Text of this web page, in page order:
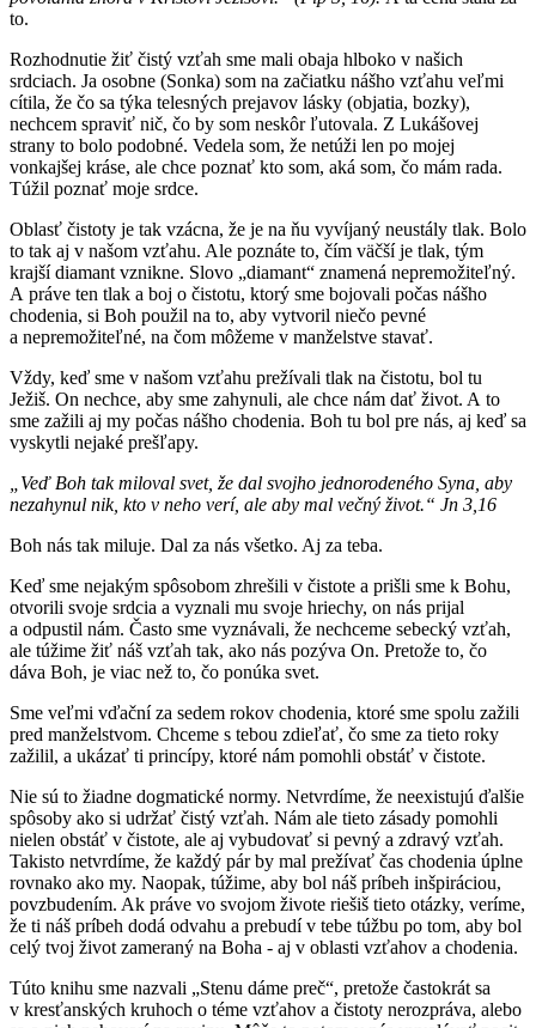
to.
Rozhodnutie žiť čistý vzťah sme mali obaja hlboko v našich
srdciach. Ja osobne (Sonka) som na začiatku nášho vzťahu veľmi
cítila, že čo sa týka telesných prejavov lásky (objatia, bozky),
nechcem spraviť nič, čo by som neskôr ľutovala. Z Lukášovej
strany to bolo podobné. Vedela som, že netúži len po mojej
vonkajšej kráse, ale chce poznať kto som, aká som, čo mám rada.
Túžil poznať moje srdce.
Oblasť čistoty je tak vzácna, že je na ňu vyvíjaný neustály tlak. Bolo
to tak aj v našom vzťahu. Ale poznáte to, čím väčší je tlak, tým
krajší diamant vznikne. Slovo „diamant“ znamená nepremožiteľný.
A práve ten tlak a boj o čistotu, ktorý sme bojovali počas nášho
chodenia, si Boh použil na to, aby vytvoril niečo pevné
a nepremožiteľné, na čom môžeme v manželstve stavať.
Vždy, keď sme v našom vzťahu prežívali tlak na čistotu, bol tu
Ježiš. On nechce, aby sme zahynuli, ale chce nám dať život. A to
sme zažili aj my počas nášho chodenia. Boh tu bol pre nás, aj keď sa
vyskytli nejaké prešľapy.
„Veď Boh tak miloval svet, že dal svojho jednorodeného Syna, aby
nezahynul nik, kto v neho verí, ale aby mal večný život.“ Jn 3,16
Boh nás tak miluje. Dal za nás všetko. Aj za teba.
Keď sme nejakým spôsobom zhrešili v čistote a prišli sme k Bohu,
otvorili svoje srdcia a vyznali mu svoje hriechy, on nás prijal
a odpustil nám. Často sme vyznávali, že nechceme sebecký vzťah,
ale túžime žiť náš vzťah tak, ako nás pozýva On. Pretože to, čo
dáva Boh, je viac než to, čo ponúka svet.
Sme veľmi vďační za sedem rokov chodenia, ktoré sme spolu zažili
pred manželstvom. Chceme s tebou zdieľať, čo sme za tieto roky
zažilil, a ukázať ti princípy, ktoré nám pomohli obstáť v čistote.
Nie sú to žiadne dogmatické normy. Netvrdíme, že neexistujú ďalšie
spôsoby ako si udržať čistý vzťah. Nám ale tieto zásady pomohli
nielen obstáť v čistote, ale aj vybudovať si pevný a zdravý vzťah.
Takisto netvrdíme, že každý pár by mal prežívať čas chodenia úplne
rovnako ako my. Naopak, túžime, aby bol náš príbeh inšpiráciou,
povzbudením. Ak práve vo svojom živote riešiš tieto otázky, veríme,
že ti náš príbeh dodá odvahu a prebudí v tebe túžbu po tom, aby bol
celý tvoj život zameraný na Boha - aj v oblasti vzťahov a chodenia.
Túto knihu sme nazvali „Stenu dáme preč“, pretože častokrát sa
v kresťanských kruhoch o téme vzťahov a čistoty nerozpráva, alebo